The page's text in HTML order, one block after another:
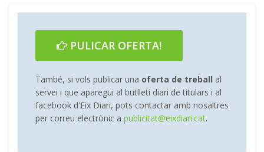
PULICAR OFERTA!
També, si vols publicar una oferta de treball al
servei i que aparegui al butlletí diari de titulars i al
facebook d'Eix Diari, pots contactar amb nosaltres
per correu electrònic a publicitat@eixdiari.cat.